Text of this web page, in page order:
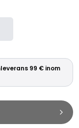
99 € inom